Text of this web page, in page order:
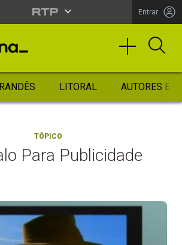
Entrar
LITORAL AUTORES
TÓPICO
Para Publicidade